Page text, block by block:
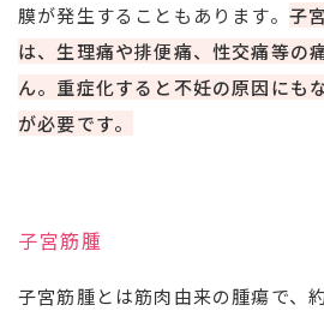
膜が発生することもあります。 子
は、生理痛や排便痛、性交痛等の
ん。重症化すると不妊の原因にも
が必要です。
子宮筋腫
子宮筋腫とは筋肉由来の腫瘍で、